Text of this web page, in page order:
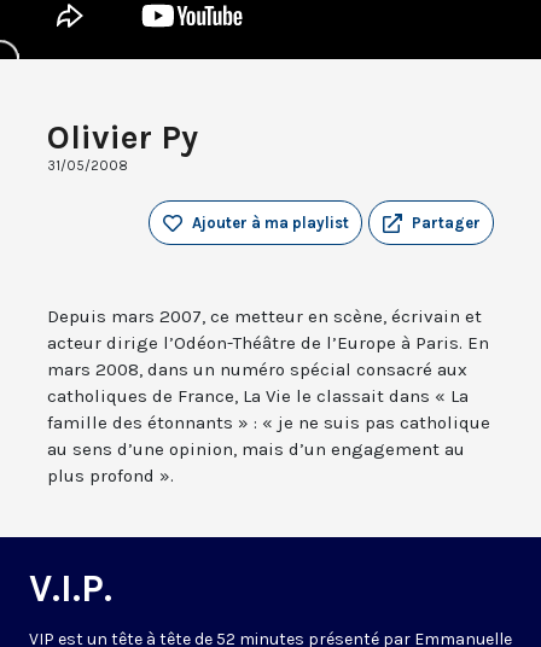
Olivier Py
31/05/2008
Partager
Ajouter à ma playlist
Depuis mars 2007, ce metteur en scène, écrivain et
acteur dirige l’Odéon-Théâtre de l’Europe à Paris. En
mars 2008, dans un numéro spécial consacré aux
catholiques de France, La Vie le classait dans « La
famille des étonnants » : « je ne suis pas catholique
au sens d’une opinion, mais d’un engagement au
plus profond ».
V.I.P.
VIP est un tête à tête de 52 minutes présenté par Emmanuelle